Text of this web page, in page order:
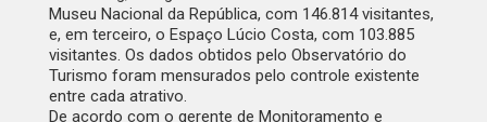
Museu Nacional da República, com 146.814 visitantes,
e, em terceiro, o Espaço Lúcio Costa, com 103.885
visitantes. Os dados obtidos pelo Observatório do
Turismo foram mensurados pelo controle existente
entre cada atrativo.
De acordo com o gerente de Monitoramento e